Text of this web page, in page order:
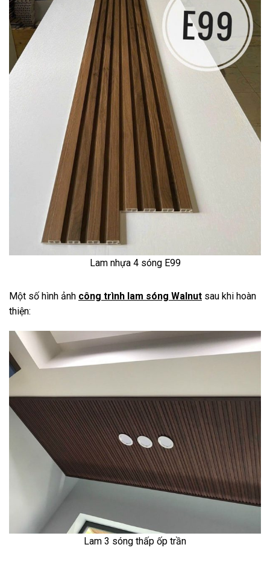
Lam nhựa 4 sóng E99
Một số hình ảnh công trình lam sóng Walnut sau khi hoàn
thiện:
Lam 3 sóng thấp ốp trần